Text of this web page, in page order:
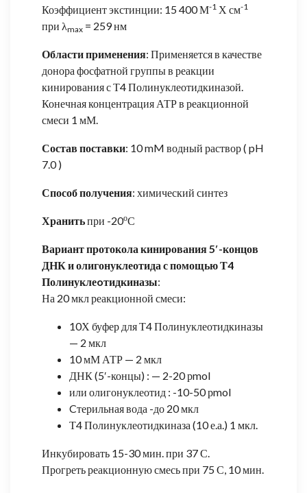
Коэффициент экстинции: 15 400 М-1 Х см-1
при λmax = 259 нм
Области применения: Применяется в качестве
донора фосфатной группы в реакции
кинирования с Т4 Полинуклеотидкиназой.
Конечная концентрация АТР в реакционной
смеси 1 мМ.
Состав поставки: 10 mM водный раствор ( pH
7.0 )
Способ получения: химический синтез
Хранитьпри -20оС
Вариант протокола кинирования 5′-концов
ДНК и олигонуклеотида с помощью Т4
Полинуклеoтидкиназы:
На 20 мкл реакционной смеси:
10Х буфер для Т4 Полинуклеотидкиназы
— 2 мкл
10 мМ АТР — 2 мкл
ДНК (5′-концы) : — 2-20 рmol
или олигонуклеотид : -10-50 рmol
Cтерильная вода -до 20 мкл
Т4 Полинуклеотидкиназа (10 е.а.) 1 мкл.
Инкубировать 15-30 мин. при 37 С.
Прогреть реакционную смесь при 75 С, 10 мин.